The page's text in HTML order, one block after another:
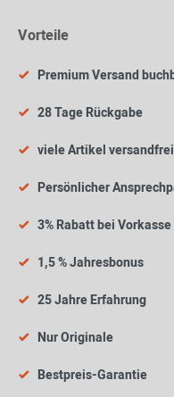
Vorteile
Premium Versand
28 Tage Rückgabe
viele Artikel
Persönlicher
3% Rabatt bei
1,5 % Jahresbonus
25 Jahre Erfahrung
Nur Originale
Bestpreis-Garantie